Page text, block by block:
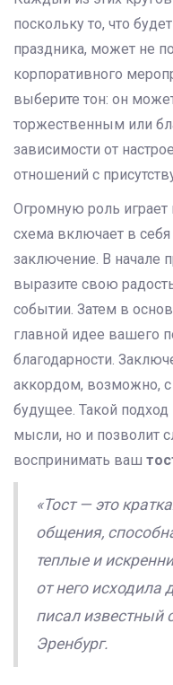
поскольку то, что
праздника, может не
корпоративного
выберите тон: он
торжественным или
зависимости от
отношений с
Огромную роль играет
схема включает в
заключение. В начале
выразите свою
событии. Затем в
главной идее вашего
благодарности.
аккордом, возможно,
будущее. Такой
мысли, но и позволит
воспринимать ваш
«Тост — это
общения,
теплые и
от него исходила
писал известный
Эренбург.